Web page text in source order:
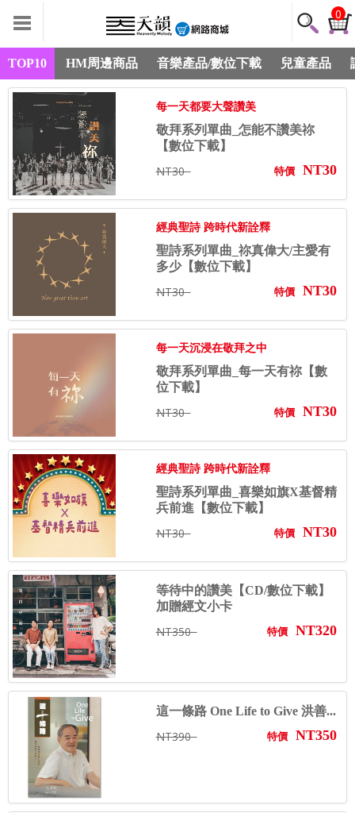
0
TOP10 HM周邊商品 音樂產品/數位下載 兒童產品
每一天都要大聲讚美
敬拜系列單曲_怎能不讚美祢
【數位下載】
NT30 特價 NT30
經典聖詩 跨時代新詮釋
聖詩系列單曲_祢真偉大/主愛有
多少【數位下載】
NT30 特價 NT30
每一天沉浸在敬拜之中
敬拜系列單曲_每一天有祢【數
位下載】
NT30 特價 NT30
經典聖詩 跨時代新詮釋
聖詩系列單曲_喜樂如旗X基督精
兵前進【數位下載】
NT30 特價 NT30
等待中的讚美【CD/數位下載】
加贈經文小卡
NT350 特價 NT320
這一條路 One Life to Give 洪善...
NT390 特價 NT350